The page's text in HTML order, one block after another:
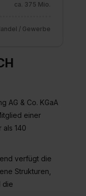
ca. 375 Mio.
/ Gewerbe
AG & Co. KGaA
einer
als 140
verfügt die
Strukturen,
die